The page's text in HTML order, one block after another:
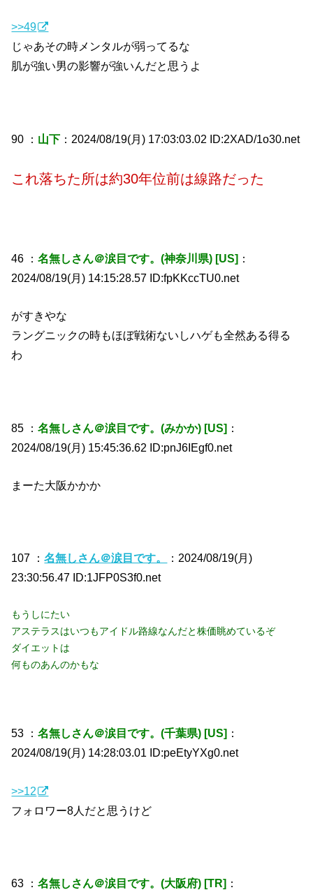
>>49
じゃあその時メンタルが弱ってるな
肌が強い男の影響が強いんだと思うよ
90 ： 山下 ：2024/08/19(月) 17:03:03.02 ID:2XAD/1o30.net
これ落ちた所は約30年位前は線路だった
46 ：名無しさん＠涙目です。(神奈川県) [US] ：
2024/08/19(月) 14:15:28.57 ID:fpKKccTU0.net
がすきやな
ラングニックの時もほぼ戦術ないしハゲも全然ある得る
わ
85 ：名無しさん＠涙目です。(みかか) [US] ：
2024/08/19(月) 15:45:36.62 ID:pnJ6IEgf0.net
まーた大阪かかか
107 ：名無しさん＠涙目です。
：2024/08/19(月)
23:30:56.47 ID:1JFP0S3f0.net
もうしにたい
アステラスはいつもアイドル路線なんだと株価眺めているぞ
ダイエットは
何ものあんのかもな
53 ：名無しさん＠涙目です。(千葉県) [US] ：
2024/08/19(月) 14:28:03.01 ID:peEtyYXg0.net
>>12
フォロワー8人だと思うけど
63 ：名無しさん＠涙目です。(大阪府) [TR] ：